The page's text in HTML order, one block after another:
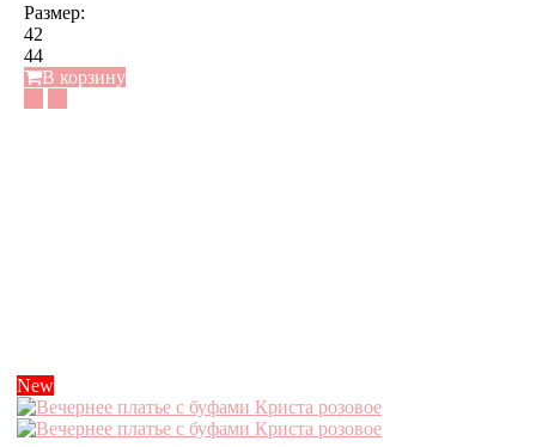
Размер:
42
44
В корзину
New